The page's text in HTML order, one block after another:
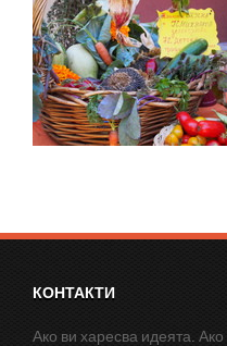
КОНТАКТИ
Ако ви харесва идеята.